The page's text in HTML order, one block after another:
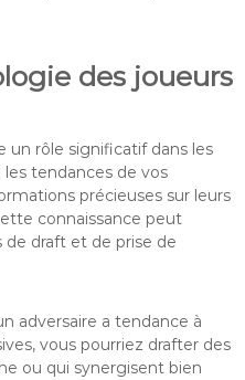
des joueurs
un rôle significatif dans les
tendances de vos
précieuses sur leurs
connaissance peut
de draft et de prise de
adversaire a tendance à
vous pourriez drafter des
ou qui synergisent bien